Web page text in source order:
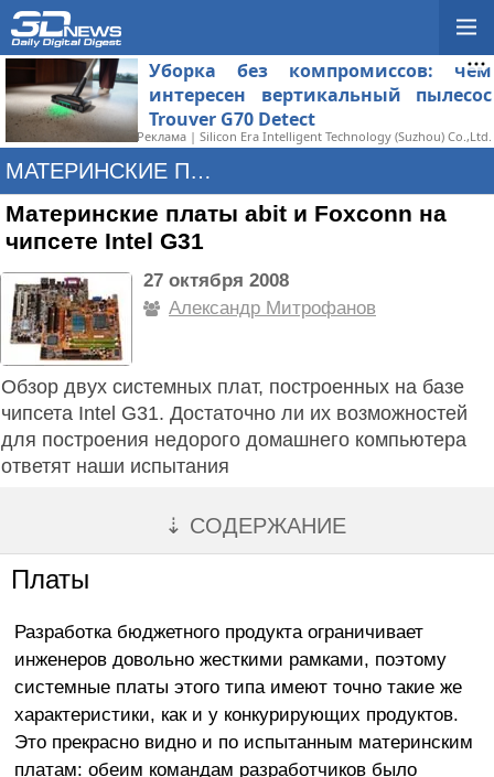
Уборка без компромиссов: чем
интересен вертикальный пылесос
Trouver G70 Detect
Реклама | Silicon Era Intelligent Technology (Suzhou) Co.,Ltd.
МАТЕРИНСКИЕ ПЛАТЫ
Материнские платы abit и Foxconn на
чипсете Intel G31
27 октября 2008
Александр Митрофанов
Обзор двух системных плат, построенных на базе
чипсета Intel G31. Достаточно ли их возможностей
для построения недорого домашнего компьютера
ответят наши испытания
⇣ СОДЕРЖАНИЕ
Платы
Разработка бюджетного продукта ограничивает
инженеров довольно жесткими рамками, поэтому
системные платы этого типа имеют точно такие же
характеристики, как и у конкурирующих продуктов.
Это прекрасно видно и по испытанным материнским
платам: обеим командам разработчиков было